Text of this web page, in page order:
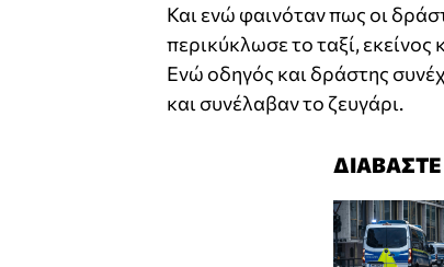
Και ενώ φαινόταν πως οι
περικύκλωσε το ταξί,
Ενώ οδηγός και δράστης
και συνέλαβαν το ζευγάρι.